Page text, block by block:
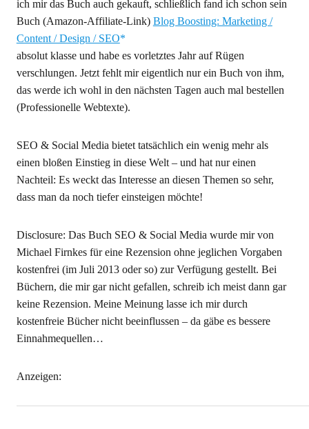
ich mir das Buch auch gekauft, schließlich fand ich schon sein
Buch (Amazon-Affiliate-Link) Blog Boosting: Marketing /
Content / Design / SEO
absolut klasse und habe es vorletztes Jahr auf Rügen
verschlungen. Jetzt fehlt mir eigentlich nur ein Buch von ihm,
das werde ich wohl in den nächsten Tagen auch mal bestellen
(Professionelle Webtexte).
SEO & Social Media bietet tatsächlich ein wenig mehr als
einen bloßen Einstieg in diese Welt – und hat nur einen
Nachteil: Es weckt das Interesse an diesen Themen so sehr,
dass man da noch tiefer einsteigen möchte!
Disclosure: Das Buch SEO & Social Media wurde mir von
Michael Firnkes für eine Rezension ohne jeglichen Vorgaben
kostenfrei (im Juli 2013 oder so) zur Verfügung gestellt. Bei
Büchern, die mir gar nicht gefallen, schreib ich meist dann gar
keine Rezension. Meine Meinung lasse ich mir durch
kostenfreie Bücher nicht beeinflussen – da gäbe es bessere
Einnahmequellen…
Anzeigen: